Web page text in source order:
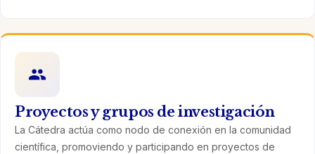
Proyectos y grupos de investigación
La Cátedra actúa como nodo de conexión en la comunidad
científica, promoviendo y participando en proyectos de